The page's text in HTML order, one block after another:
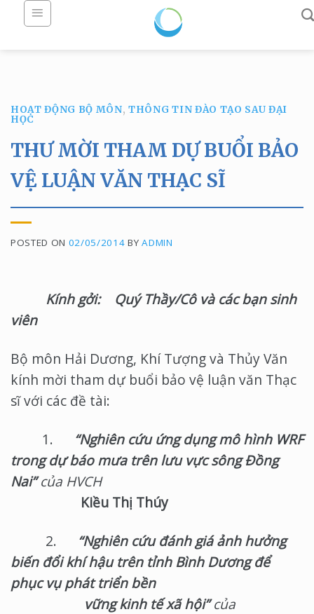
HOẠT ĐỘNG BỘ MÔN,THÔNG TIN ĐÀO TẠO SAU ĐẠI
HỌC
THƯ MỜI THAM DỰ BUỔI BẢO
VỆ LUẬN VĂN THẠC SĨ
POSTED ON 02/05/2014 BYADMIN
Kính gởi:
Quý Thầy/Cô và các bạn sinh
viên
Bộ môn Hải Dương, Khí Tượng và Thủy Văn
kính mời tham dự buổi bảo vệ luận văn Thạc
sĩ với các đề tài:
1. “Nghiên cứu ứng dụng mô hình WRF
trong dự báo mưa trên lưu vực sông Đồng
Nai”của HVCH
Kiều Thị Thúy
2. “Nghiên cứu đánh giá ảnh hưởng
biến đổi khí hậu trên tỉnh Bình Dương để
phục vụ phát triển bền
vững kinh tế xã hội”của